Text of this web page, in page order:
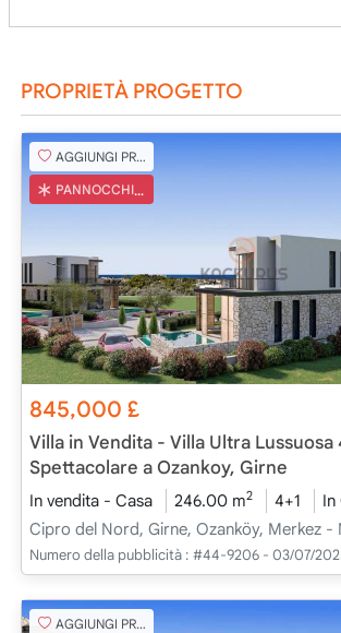
PROPRIETÀ PROGETTO
AGGIUNGI PREFERITO
PANNOCCHIA TURCA
845,000£
Villa in Vendita - Villa Ultra Lussuosa
Spettacolare a Ozankoy, Girne
In vendita - Casa 246.00 m2 4+1 In
Cipro del Nord, Girne, Ozanköy, Merkez -
Numero della pubblicità : #44-9206 - 03/07/
AGGIUNGI PREFERITO